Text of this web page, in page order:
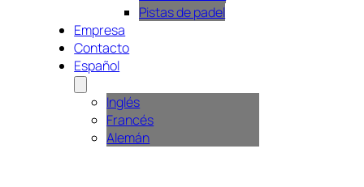
Pistas de padel
Empresa
Contacto
Español
Inglés
Francés
Alemán